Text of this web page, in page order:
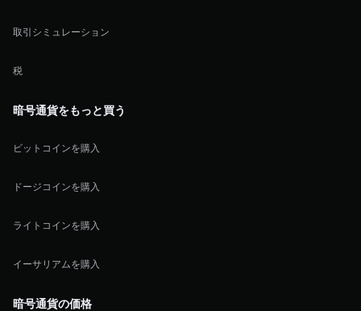
取引シミュレーション
税
暗号通貨をもっと買う
ビットコインを購入
ドージコインを購入
ライトコインを購入
イーサリアムを購入
暗号通貨の価格